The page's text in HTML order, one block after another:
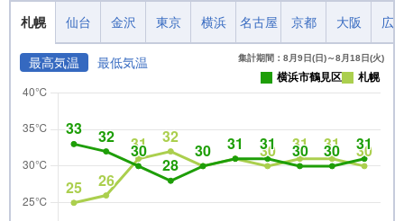
札幌 仙台 金沢 東京 横浜 名古屋 京都 大阪 広
最高気温 最低気温 集計期間：8月9日(日)～8月18日(火)
横浜市鶴見区 札幌